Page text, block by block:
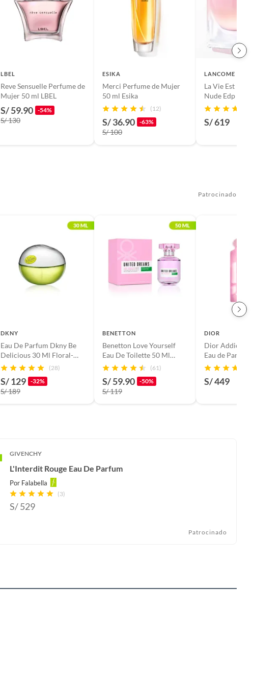
LBEL
Reve Sensuelle Perfume de
Mujer 50 ml LBEL
S/ 59.90 -54%
S/ 130
ESIKA
Merci Perfume de Mujer
50 ml Esika
(12)
S/ 36.90 -63%
S/ 100
LANCOME
La Vie Est
Nude Edp 100
S/ 619
Patrocinado
DKNY
Eau De Parfum Dkny Be
Delicious 30 Ml Floral-
Frutal Mujer
(28)
S/ 129 -32%
S/ 189
BENETTON
Benetton Love Yourself
Eau De Toilette 50 Ml
Mujer
(61)
S/ 59.90 -50%
S/ 119
DIOR
Dior Addict
Eau de Parfum
S/ 449
GIVENCHY
L'Interdit Rouge Eau De Parfum
Por Falabella
(3)
S/529
Patrocinado